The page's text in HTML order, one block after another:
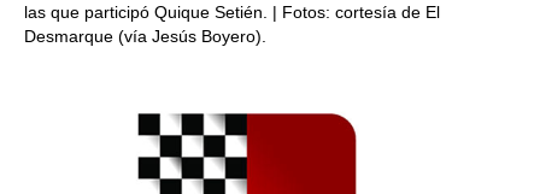
las que participó Quique Setién. | Fotos: cortesía de El
Desmarque (vía Jesús Boyero).